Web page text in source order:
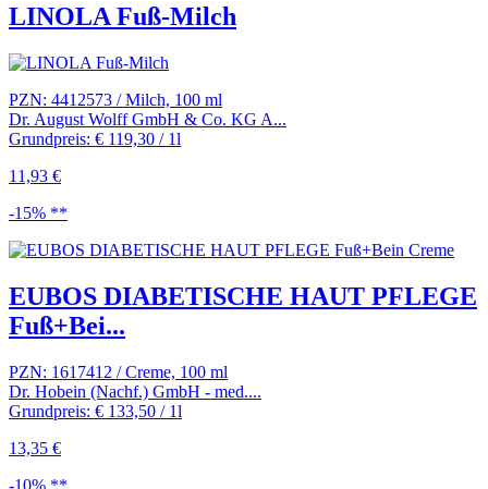
LINOLA Fuß-Milch
PZN: 4412573 / Milch, 100 ml
Dr. August Wolff GmbH & Co. KG A...
Grundpreis: € 119,30 / 1l
11,93 €
-15% **
EUBOS DIABETISCHE HAUT PFLEGE
Fuß+Bei...
PZN: 1617412 / Creme, 100 ml
Dr. Hobein (Nachf.) GmbH - med....
Grundpreis: € 133,50 / 1l
13,35 €
-10% **